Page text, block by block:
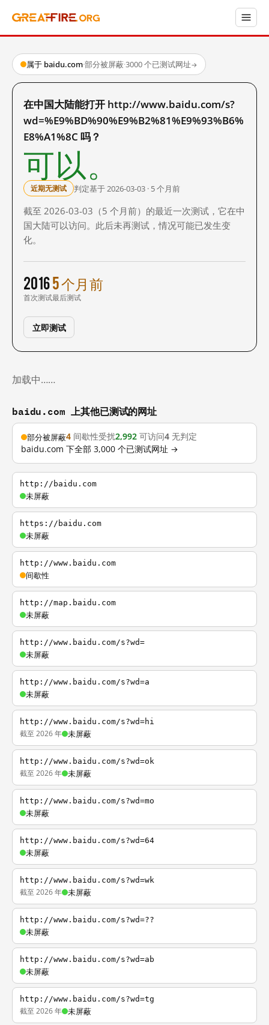
属于 baidu.com·部分被屏蔽·3000 个已测试网址→
在中国大陆能打开 http://www.baidu.com/s?
wd=%E9%BD%90%E9%B2%81%E9%93%B6%
E8%A1%8C 吗？
可以。
近期无测试 判定基于 2026-03-03 · 5 个月前
截至 2026-03-03（5 个月前）的最近一次测试，它在中
国大陆可以访问。此后未再测试，情况可能已发生变
化。
2016
首次测试
5 个月前
最后测试
立即测试
加载中……
baidu.com 上其他已测试的网址
部分被屏蔽4 间歇性受扰2,992 可访问4 无判定
baidu.com 下全部 3,000 个已测试网址 →
http://baidu.com
未屏蔽
https://baidu.com
未屏蔽
http://www.baidu.com
间歇性
http://map.baidu.com
未屏蔽
http://www.baidu.com/s?wd=
未屏蔽
http://www.baidu.com/s?wd=a
未屏蔽
http://www.baidu.com/s?wd=hi
截至 2026 年 未屏蔽
http://www.baidu.com/s?wd=ok
截至 2026 年 未屏蔽
http://www.baidu.com/s?wd=mo
未屏蔽
http://www.baidu.com/s?wd=64
未屏蔽
http://www.baidu.com/s?wd=wk
截至 2026 年 未屏蔽
http://www.baidu.com/s?wd=??
未屏蔽
http://www.baidu.com/s?wd=ab
未屏蔽
http://www.baidu.com/s?wd=tg
截至 2026 年 未屏蔽